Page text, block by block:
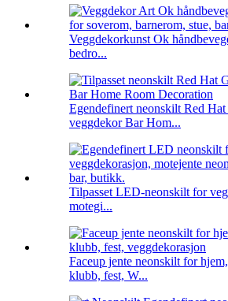
Veggdekorkunst Ok
bedro...
Egendefinert neonskilt Red
veggdekor Bar Hom...
Tilpasset LED-neonskilt for
motegi...
Faceup jente neonskilt for
klubb, fest, W...